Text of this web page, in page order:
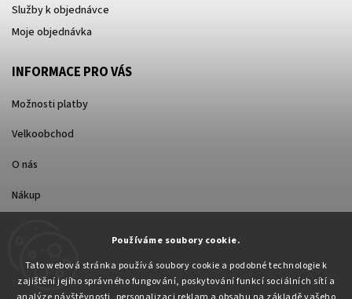
Používáme soubory cookie.
Tato webová stránka používá soubory cookie a podobné technologie k
zajištění jejího správného fungování, poskytování funkcí sociálních sítí a
Služby k objednávce
Moje objednávka
INFORMACE PRO VÁS
Možnosti platby
Velkoobchod
O nás
Nákup